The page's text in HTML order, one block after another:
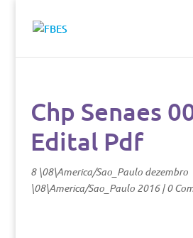
Chp Senaes
Edital Pdf
8 \08\America/Sao_Paulo dezembro
\08\America/Sao_Paulo 2016|0